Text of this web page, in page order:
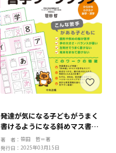
発達が気になる子どもがうまく
書けるようになる斜めマス書字
ワークブック ひらがな・カタ
カナ・数字・漢字
著 者： 笹田 哲＝著
発行日： 2025年03月15日